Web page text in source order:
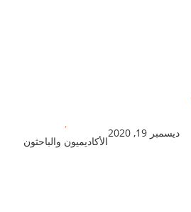
ديسمبر 19, 2020
,
الأكاديميون والباحثون